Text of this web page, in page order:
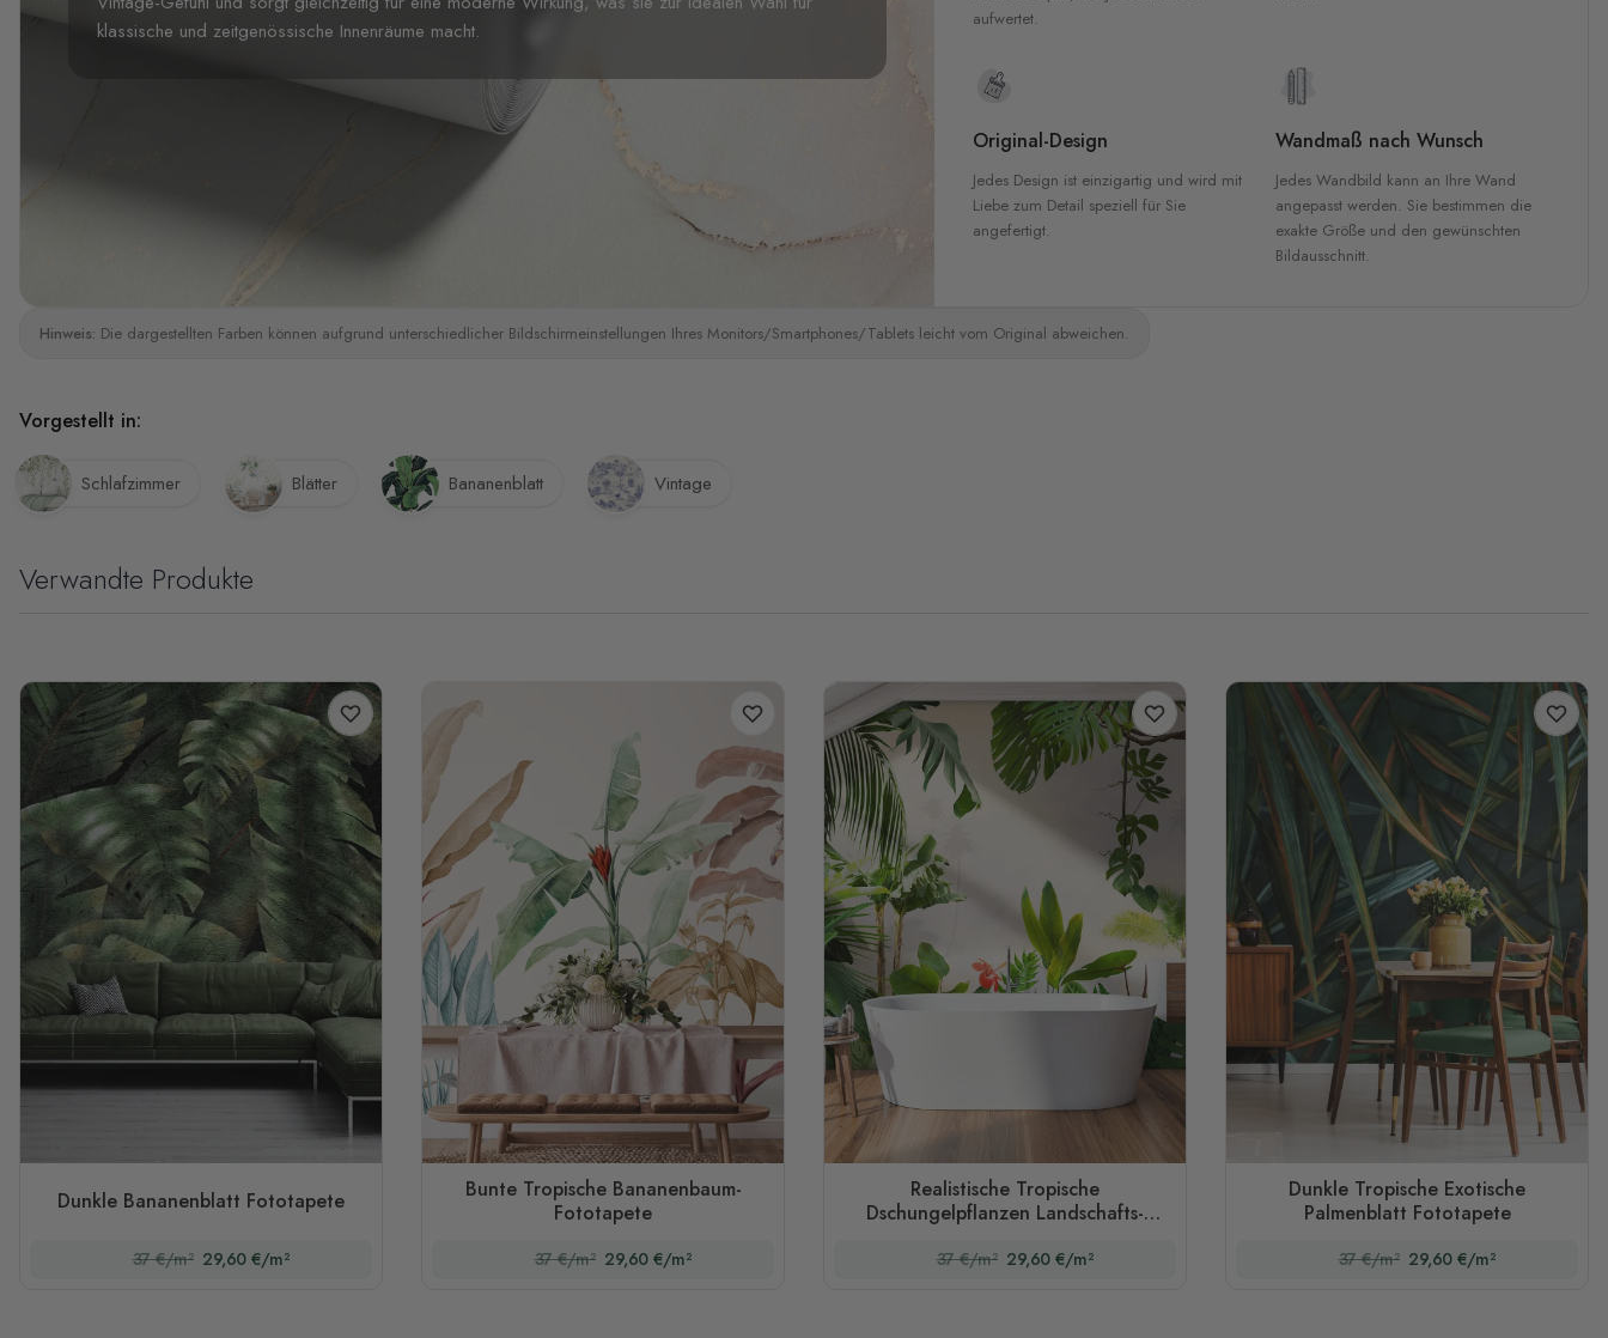
klassische und zeitgenössische Innenräume macht.
aufwertet.
Original-Design
Jedes Design ist einzigartig und wird mit
Liebe zum Detail speziell für Sie
angefertigt.
Wandmaß nach Wunsch
Jedes Wandbild kann an Ihre Wand
angepasst werden. Sie bestimmen die
exakte Größe und den gewünschten
Bildausschnitt.
Hinweis: Die dargestellten Farben können aufgrund unterschiedlicher Bildschirmeinstellungen Ihres Monitors/Smartphones/Tablets leicht vom Original abweichen.
Vorgestellt in:
Schlafzimmer Blätter Bananenblatt Vintage
Verwandte Produkte
Dunkle Bananenblatt Fototapete
37 €/m² 29,60 €/m²
Bunte Tropische Bananenbaum-
Fototapete
37 €/m² 29,60 €/m²
Realistische Tropische
Dschungelpflanzen Landschafts-
37 €/m² 29,60 €/m²
Dunkle Tropische Exotische
Palmenblatt Fototapete
37 €/m² 29,60 €/m²